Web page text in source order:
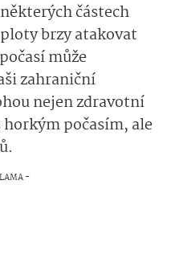
částech
brzy atakovat
může
zahraniční
nejen zdravotní
počasím, ale